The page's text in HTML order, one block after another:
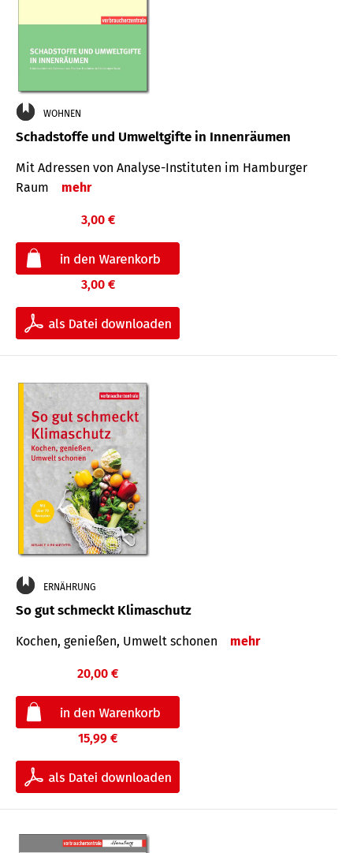
WOHNEN
Schadstoffe und Umweltgifte in Innenräumen
Mit Adressen von Analyse-Insti­tuten im Hamburger
Raum
mehr
3,00 €
3,00 €
ERNÄHRUNG
So gut schmeckt Klimaschutz
Kochen, genießen, Umwelt schonen mehr
20,00 €
15,99 €